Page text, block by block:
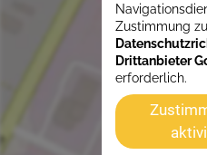
Zustimmung
Drittanbieter
erforderlich.